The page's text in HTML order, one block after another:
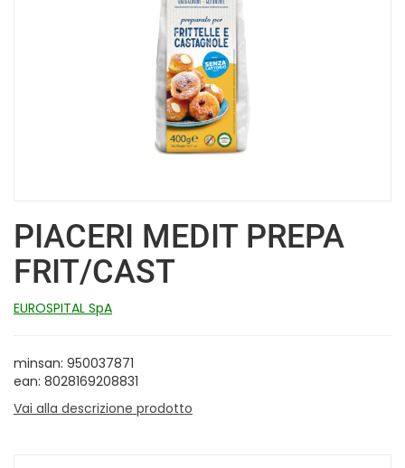
PIACERI MEDIT PREPA
FRIT/CAST
EUROSPITAL SpA
minsan: 950037871
ean: 8028169208831
Vai alla descrizione prodotto